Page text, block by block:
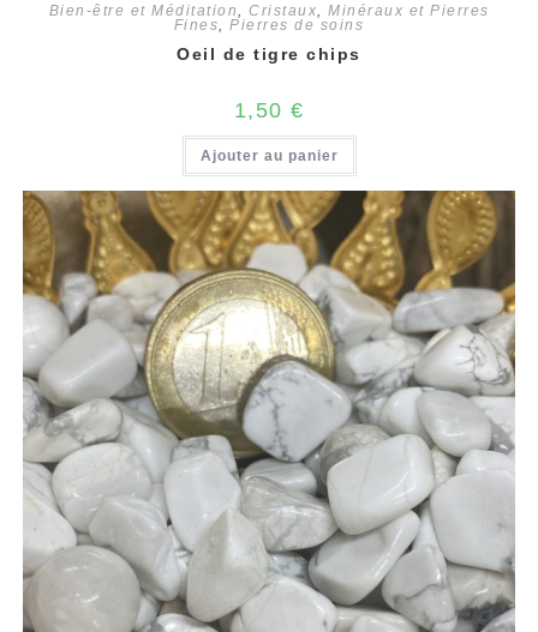
Bien-être et Méditation, Cristaux, Minéraux et Pierres
Fines,Pierres de soins
Oeil de tigre chips
1,50 €
Ajouter au panier